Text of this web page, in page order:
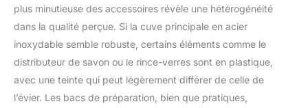
espace, ce qui est
pratique et beau. Le
haute pression facilite le
nettoyage des tasses, ce
qui rend votre travail de
cuisine plus pratique.
plus minutieuse des accessoires révèle une hétérogénéité
dans la qualité perçue. Si la cuve principale en acier
inoxydable semble robuste, certains éléments comme le
distributeur de savon ou le rince-verres sont en plastique,
avec une teinte qui peut légèrement différer de celle de
l’évier. Les bacs de préparation, bien que pratiques,